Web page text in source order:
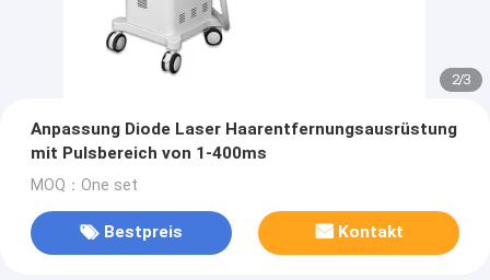
2/3
Anpassung Diode Laser Haarentfernungsausrüstung
mit Pulsbereich von 1-400ms
MOQ：One set
Bestpreis Kontakt